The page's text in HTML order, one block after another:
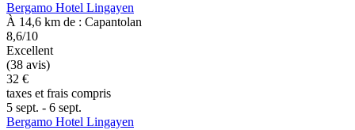
Bergamo Hotel Lingayen
À 14,6 km de : Capantolan
8,6/10
Excellent
(38 avis)
32 €
taxes et frais compris
5 sept. - 6 sept.
Bergamo Hotel Lingayen